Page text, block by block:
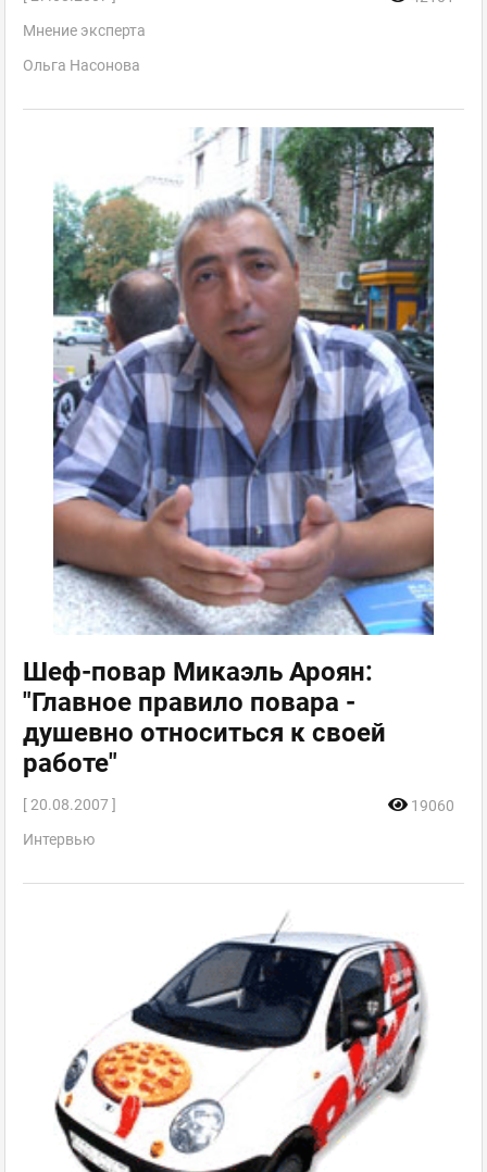
Мнение эксперта
Ольга Насонова
Шеф-повар Микаэль Ароян:
"Главное правило повара -
душевно относиться к своей
работе"
[ 20.08.2007 ]
19060
Интервью